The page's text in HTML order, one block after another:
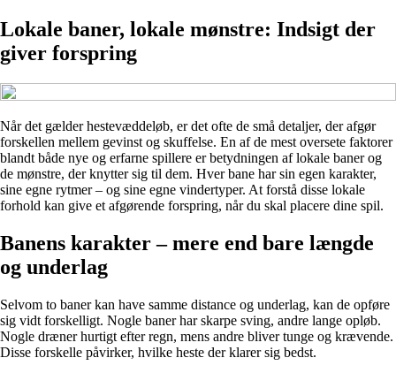
Lokale baner, lokale mønstre: Indsigt der
giver forspring
Når det gælder hestevæddeløb, er det ofte de små detaljer, der afgør
forskellen mellem gevinst og skuffelse. En af de mest oversete faktorer
blandt både nye og erfarne spillere er betydningen af lokale baner og
de mønstre, der knytter sig til dem. Hver bane har sin egen karakter,
sine egne rytmer – og sine egne vindertyper. At forstå disse lokale
forhold kan give et afgørende forspring, når du skal placere dine spil.
Banens karakter – mere end bare længde
og underlag
Selvom to baner kan have samme distance og underlag, kan de opføre
sig vidt forskelligt. Nogle baner har skarpe sving, andre lange opløb.
Nogle dræner hurtigt efter regn, mens andre bliver tunge og krævende.
Disse forskelle påvirker, hvilke heste der klarer sig bedst.